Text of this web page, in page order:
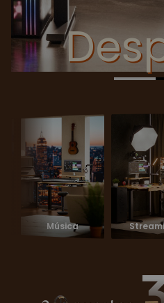
Música Streaming